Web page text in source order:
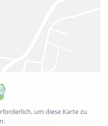
um diese Karte zu